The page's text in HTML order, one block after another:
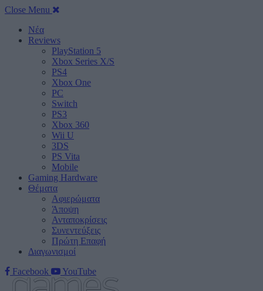
Close Menu
Νέα
Reviews
PlayStation 5
Xbox Series X/S
PS4
Xbox One
PC
Switch
PS3
Xbox 360
Wii U
3DS
PS Vita
Mobile
Gaming Hardware
Θέματα
Αφιερώματα
Άποψη
Ανταποκρίσεις
Συνεντεύξεις
Πρώτη Επαφή
Διαγωνισμοί
Facebook
YouTube